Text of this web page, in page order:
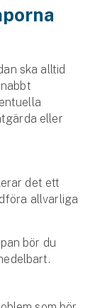
ska alltid
eller
det ett
allvarliga
bör du